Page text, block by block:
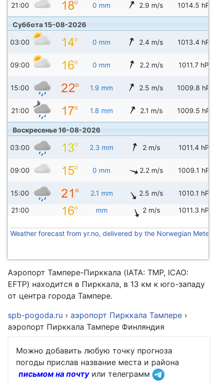
21:00 0 mm 2.9 m/s 1014.5 hPa
Суббота 15-08-2026
03:00 0 mm 2.4 m/s 1013.4 hPa
09:00 0 mm 2.2 m/s 1011.7 hPa
15:00 1.9 mm 2.5 m/s 1009.8 hPa
21:00 1.8 mm 2.1 m/s 1009.5 hPa
Воскресенье 16-08-2026
03:00 2.3 mm 2 m/s 1011.4 hPa
09:00 0 mm 2.2 m/s 1009.1 hPa
15:00 2.1 mm 2.5 m/s 1010.1 hPa
21:00 mm 2 m/s 1011.3 hPa
Weather forecast from yr.no, delivered by the Norwegian
Аэропорт Тампере-Пирккала (IATA: TMP, ICAO:
EFTP) находится в Пирккала, в 13 км к юго-западу
от центра города Тампере.
spb-pogoda.ru › аэропорт Пирккала Тампере ›
аэропорт Пирккала Тампере Финляндия
Можно добавить любую точку прогноза
погоды прислав название места и района
письмом на почтуили телеграмм